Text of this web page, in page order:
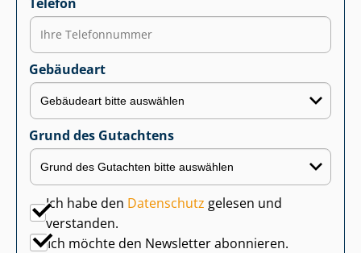
Gebäudeart
Grund des Gutachtens
Ich habe den Datenschutz gelesen und
verstanden.
Ich möchte den Newsletter abonnieren.